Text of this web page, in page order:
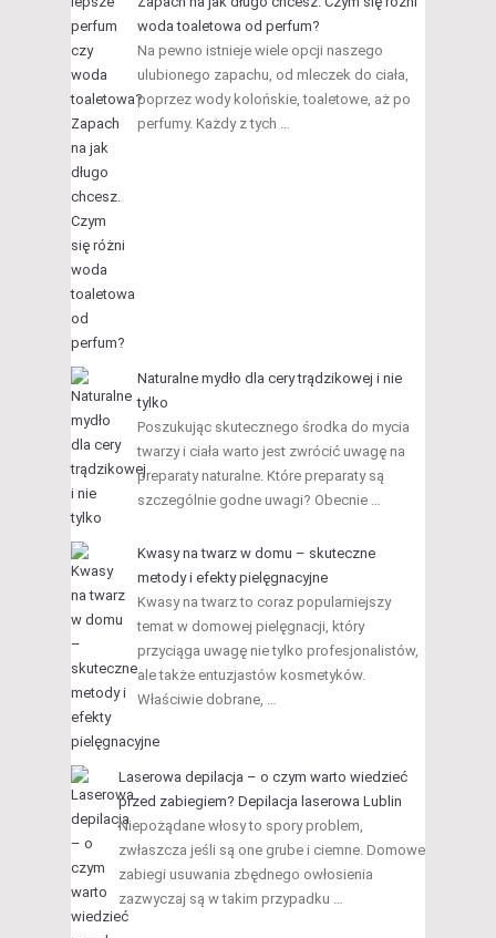
woda toaletowa od perfum?
Na pewno istnieje wiele opcji naszego
ulubionego zapachu, od mleczek do ciała,
poprzez wody kolońskie, toaletowe, aż po
perfumy. Każdy z tych …
Naturalne mydło dla cery trądzikowej i nie
tylko
Poszukując skutecznego środka do mycia
twarzy i ciała warto jest zwrócić uwagę na
preparaty naturalne. Które preparaty są
szczególnie godne uwagi? Obecnie …
Kwasy na twarz w domu – skuteczne
metody i efekty pielęgnacyjne
Kwasy na twarz to coraz popularniejszy
temat w domowej pielęgnacji, który
przyciąga uwagę nie tylko profesjonalistów,
ale także entuzjastów kosmetyków.
Właściwie dobrane, …
Laserowa depilacja – o czym warto wiedzieć
przed zabiegiem? Depilacja laserowa Lublin
Niepożądane włosy to spory problem,
zwłaszcza jeśli są one grube i ciemne. Domowe
zabiegi usuwania zbędnego owłosienia
zazwyczaj są w takim przypadku …